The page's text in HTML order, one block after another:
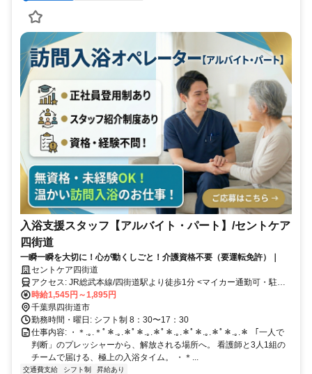
入浴支援スタッフ【アルバイト・パート】/セントケア
四街道
一瞬一瞬を大切に！心が動くしごと！介護資格不要（要運転免許）｜
セントケア四街道
アクセス: JR総武本線/四街道駅より徒歩1分 <マイカー通勤可・駐車
場完備>
時給1,545円～1,895円
千葉県四街道市
勤務時間・曜日: シフト制 8：30〜17：30
仕事内容: ・＊.｡.＊ﾟ＊.｡.＊ﾟ＊.｡.＊ﾟ＊.｡.＊ﾟ＊.｡.＊ﾟ＊.｡.＊ 「一人で
判断」のプレッシャーから、解放される場所へ。 看護師と3人1組の
チームで届ける、極上の入浴タイム。 ・＊...
交通費支給 シフト制 昇給あり